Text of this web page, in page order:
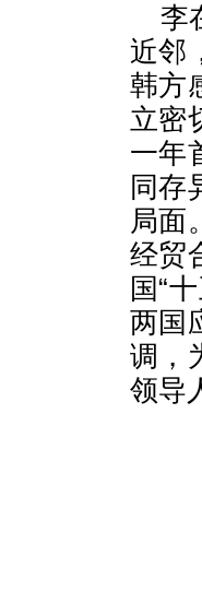
李
近邻
韩方
立密
一年
同存
局面
经贸
国“
两国
调，
领导